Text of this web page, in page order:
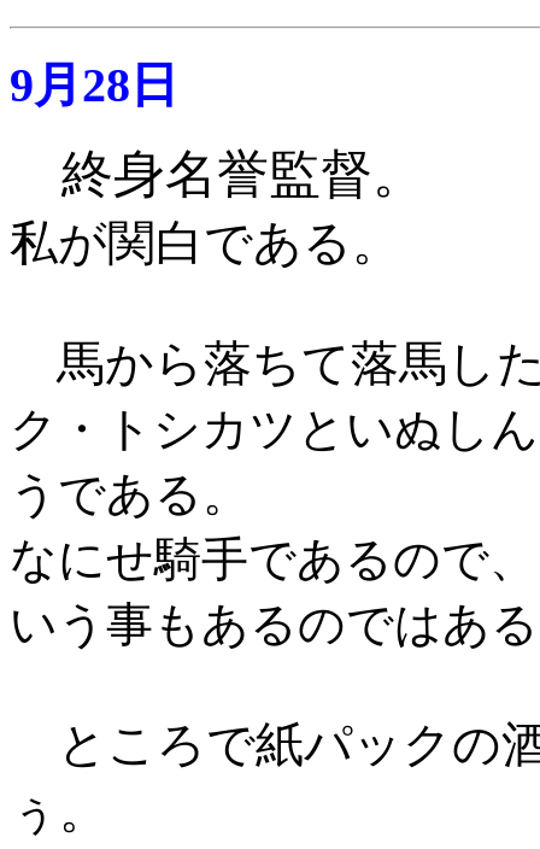
9月28日
終身名誉監督。
私が関白である。
馬から落ちて落馬し
ク・トシカツといぬし
うである。
なにせ騎手であるので
いう事もあるのではあ
ところで紙パックの
ぅ。